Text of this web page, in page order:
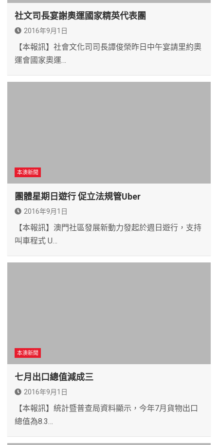
社文司長宴謝奧運國家精英代表團
2016年9月1日
【本報訊】社會文化司司長譚俊榮昨日中午宴請里約奧
運會國家奧運…
本澳新聞
團體星期日遊行 促立法規管Uber
2016年9月1日
【本報訊】澳門社區發展新動力發起於週日遊行，支持
叫車程式 U…
本澳新聞
七月出口總值減成三
2016年9月1日
【本報訊】統計暨普查局資料顯示，今年7月貨物出口
總值為8.3…